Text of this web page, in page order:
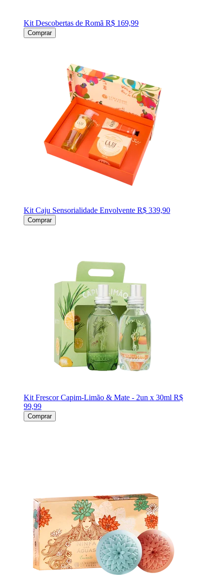
Kit Descobertas de Romã R$ 169,99
Comprar
Kit Caju Sensorialidade Envolvente R$ 339,90
Comprar
Kit Frescor Capim-Limão & Mate - 2un x 30ml R$
99,99
Comprar